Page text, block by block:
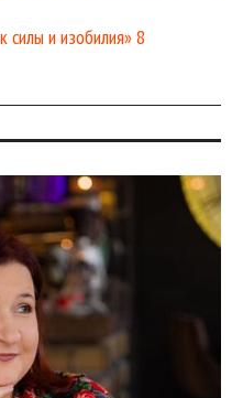
силы и изобилия» 8